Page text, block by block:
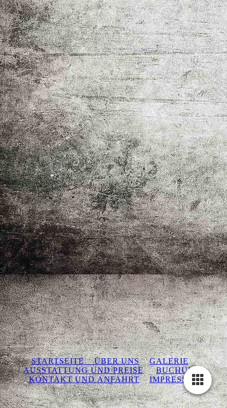
STARTSEITEÜBER UNS
GALERIE
AUSSTATTUNG UND PREISE
BUCHUNG
KONTAKT UND ANFAHRT
IMPRESSUM